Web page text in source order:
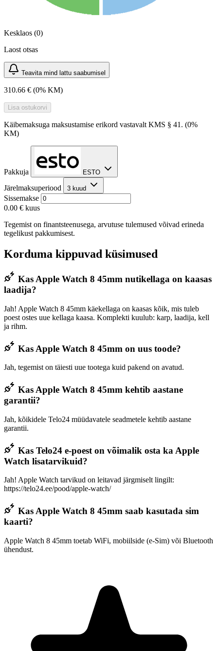
Kesklaos (0)
Laost otsas
Teavita mind lattu saabumisel
310.66 € (0% KM)
Lisa ostukorvi
Käibemaksuga maksustamise erikord vastavalt KMS § 41. (0%
KM)
Pakkuja ESTO
Järelmaksuperiood 3 kuud
Sissemakse
0.00 € kuus
Tegemist on finantsteenusega, arvutuse tulemused võivad erineda
tegelikust pakkumisest.
Korduma kippuvad küsimused
Kas Apple Watch 8 45mm nutikellaga on kaasas
laadija?
Jah! Apple Watch 8 45mm käekellaga on kaasas kõik, mis tuleb
poest ostes uue kellaga kaasa. Komplekti kuulub: karp, laadija, kell
ja rihm.
Kas Apple Watch 8 45mm on uus toode?
Jah, tegemist on täiesti uue tootega kuid pakend on avatud.
Kas Apple Watch 8 45mm kehtib aastane
garantii?
Jah, kõikidele Telo24 müüdavatele seadmetele kehtib aastane
garantii.
Kas Telo24 e-poest on võimalik osta ka Apple
Watch lisatarvikuid?
Jah! Apple Watch tarvikud on leitavad järgmiselt lingilt:
https://telo24.ee/pood/apple-watch/
Kas Apple Watch 8 45mm saab kasutada sim
kaarti?
Apple Watch 8 45mm toetab WiFi, mobiilside (e-Sim) või Bluetooth
ühendust.